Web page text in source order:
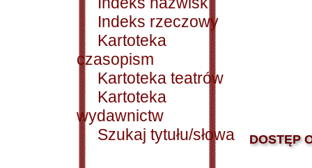
Indeks rzeczowy
Kartoteka
czasopism
Kartoteka teatrów
Kartoteka
wydawnictw
Szukaj tytułu/słowa
DOSTĘP